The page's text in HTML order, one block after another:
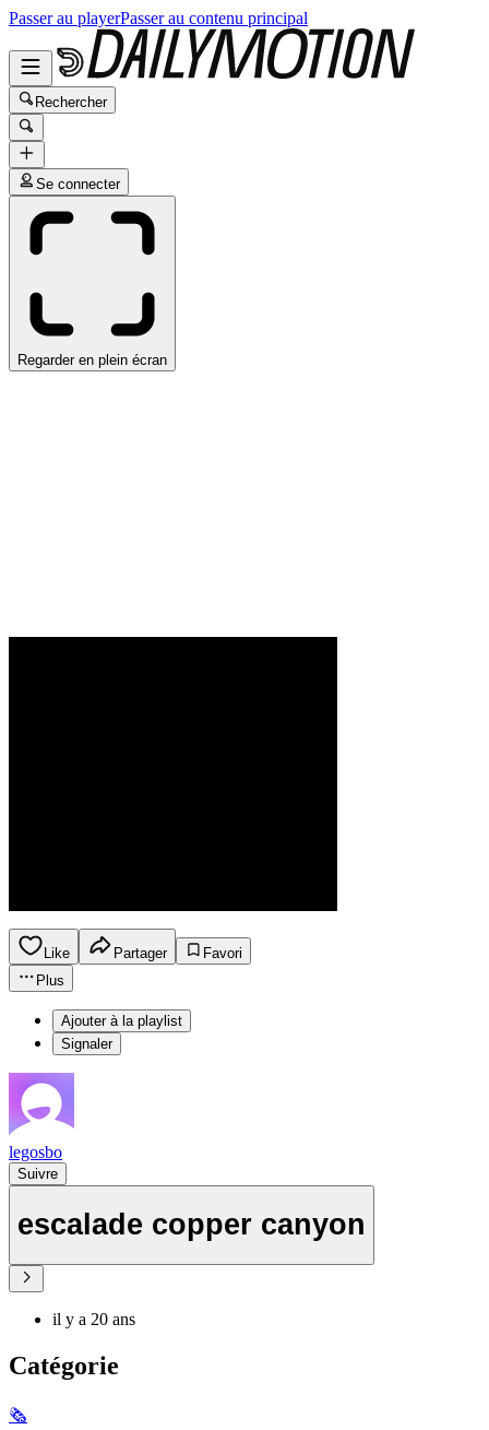
Passer au playerPasser au contenu principal
Rechercher
Se connecter
Regarder en plein écran
Like Partager
Favori
Plus
Ajouter à la playlist
Signaler
legosbo
Suivre
escalade copper canyon
il y a 20 ans
Catégorie
🗞